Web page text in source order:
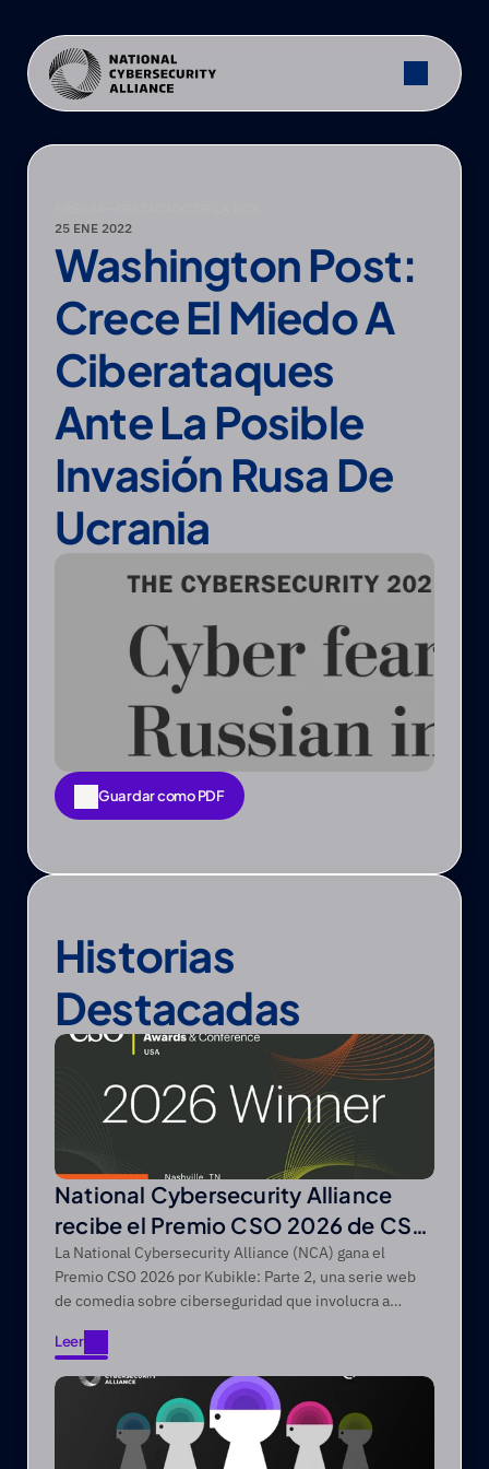
25 ENE 2022
Washington Post:
Crece El Miedo A
Ciberataques
Ante La Posible
Invasión Rusa De
Ucrania
Guardar como PDF
Guardar como PDF
Historias
Destacadas
National Cybersecurity Alliance
recibe el Premio CSO 2026 de CSO
de Foundry
La National Cybersecurity Alliance (NCA) gana el
Premio CSO 2026 por Kubikle: Parte 2, una serie web
de comedia sobre ciberseguridad que involucra a
de entretenimiento primero.
Leer
Leer